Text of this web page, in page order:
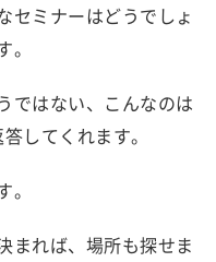
セミナーはどうでしょ
ではない、こんなのは
してくれます。
まれば、場所も探せま